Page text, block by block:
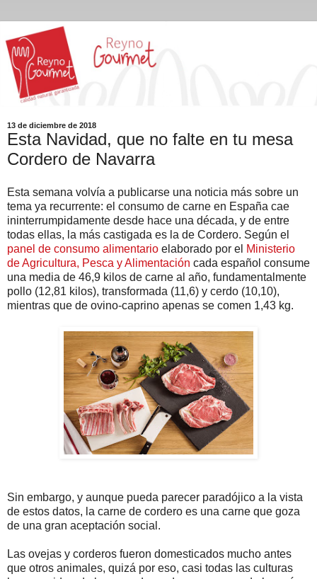
13 de diciembre de 2018
Esta Navidad, que no falte en tu mesa
Cordero de Navarra
Esta semana volvía a publicarse una noticia más sobre un
tema ya recurrente: el consumo de carne en España cae
ininterrumpidamente desde hace una década, y de entre
todas ellas, la más castigada es la de Cordero. Según el
panel de consumo alimentario elaborado por el Ministerio
de Agricultura, Pesca y Alimentación cada español consume
una media de 46,9 kilos de carne al año, fundamentalmente
pollo (12,81 kilos), transformada (11,6) y cerdo (10,10),
mientras que de ovino-caprino apenas se comen 1,43 kg.
Sin embargo, y aunque pueda parecer paradójico a la vista
de estos datos, la carne de cordero es una carne que goza
de una gran aceptación social.
Las ovejas y corderos fueron domesticados mucho antes
que otros animales, quizá por eso, casi todas las culturas